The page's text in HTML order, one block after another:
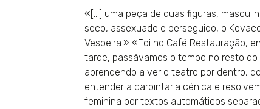
«[…] uma peça de duas figuras,
seco, assexuado e perseguido, o
Vespeira.» «Foi no Café Restauração,
tarde, passávamos o tempo no resto
aprendendo a ver o teatro por dentro,
entender a carpintaria cénica e
feminina por textos automáticos